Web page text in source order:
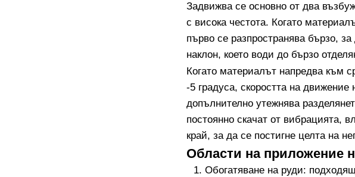
Задвижва се основно от два
с висока честота. Когато
първо се разпространява бързо,
наклон, което води до бързо
Когато материалът напредва към
-5 градуса, скоростта на
допълнително утежнява
постоянно скачат от вибрацията,
край, за да се постигне целта на
Области на приложение
Обогатяване на руди: